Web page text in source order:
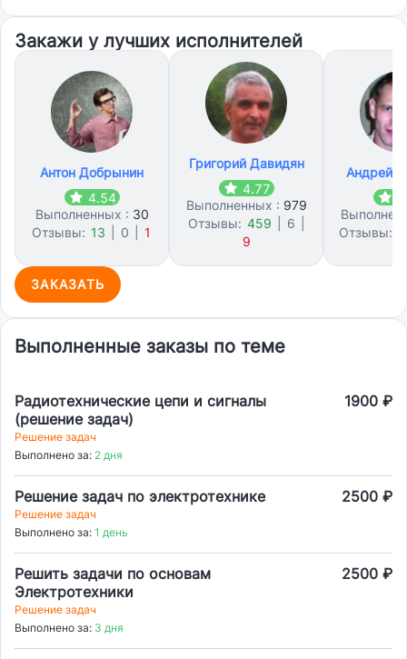
Закажи у лучших исполнителей
Антон Добрынин
4.54
Выполненных : 30
Отзывы: 13 0 1
Григорий Давидян
4.77
Выполненных : 979
Отзывы: 459 6
9
Андрей
Отзывы:
ЗАКАЗАТЬ
Выполненные заказы по теме
Радиотехнические цепи и сигналы
(решение задач)
1900 ₽
Решение задач
Выполнено за: 2 дня
Решение задач по электротехнике 2500 ₽
Решение задач
Выполнено за: 1 день
Решить задачи по основам
Электротехники
2500 ₽
Решение задач
Выполнено за: 3 дня